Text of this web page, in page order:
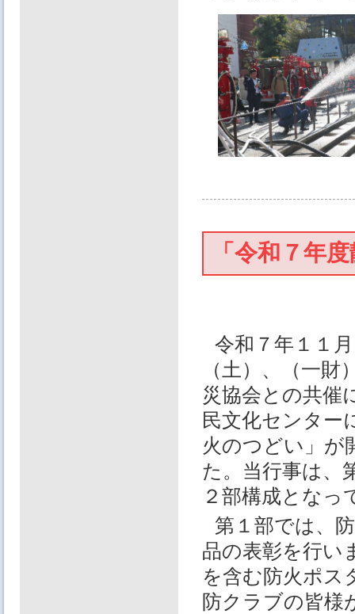
「令和７年
令和７年１１
（土）、（一財
災協会との共催
民文化センター
火のつどい」が
た。当行事は、
２部構成となっ
第１部では、
品の表彰を行い
を含む防火ポス
防クラブの皆様